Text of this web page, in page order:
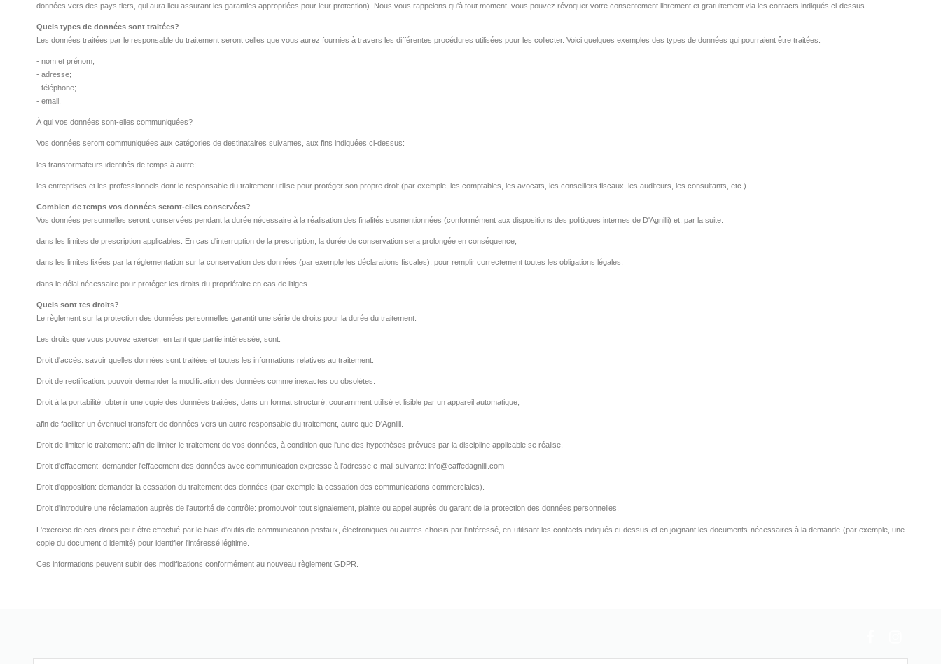
données vers des pays tiers, qui aura lieu assurant les garanties appropriées pour leur protection). Nous vous rappelons qu'à tout moment, vous pouvez révoquer votre consentement librement et gratuitement via les contacts indiqués ci-dessus.
Quels types de données sont traitées?
Les données traitées par le responsable du traitement seront celles que vous aurez fournies à travers les différentes procédures utilisées pour les collecter. Voici quelques exemples des types de données qui pourraient être traitées:
- nom et prénom;
- adresse;
- téléphone;
- email.
À qui vos données sont-elles communiquées?
Vos données seront communiquées aux catégories de destinataires suivantes, aux fins indiquées ci-dessus:
les transformateurs identifiés de temps à autre;
les entreprises et les professionnels dont le responsable du traitement utilise pour protéger son propre droit (par exemple, les comptables, les avocats, les conseillers fiscaux, les auditeurs, les consultants, etc.).
Combien de temps vos données seront-elles conservées?
Vos données personnelles seront conservées pendant la durée nécessaire à la réalisation des finalités susmentionnées (conformément aux dispositions des politiques internes de D'Agnilli) et, par la suite:
dans les limites de prescription applicables. En cas d'interruption de la prescription, la durée de conservation sera prolongée en conséquence;
dans les limites fixées par la réglementation sur la conservation des données (par exemple les déclarations fiscales), pour remplir correctement toutes les obligations légales;
dans le délai nécessaire pour protéger les droits du propriétaire en cas de litiges.
Quels sont tes droits?
Le règlement sur la protection des données personnelles garantit une série de droits pour la durée du traitement.
Les droits que vous pouvez exercer, en tant que partie intéressée, sont:
Droit d'accès: savoir quelles données sont traitées et toutes les informations relatives au traitement.
Droit de rectification: pouvoir demander la modification des données comme inexactes ou obsolètes.
Droit à la portabilité: obtenir une copie des données traitées, dans un format structuré, couramment utilisé et lisible par un appareil automatique,
afin de faciliter un éventuel transfert de données vers un autre responsable du traitement, autre que D'Agnilli.
Droit de limiter le traitement: afin de limiter le traitement de vos données, à condition que l'une des hypothèses prévues par la discipline applicable se réalise.
Droit d'effacement: demander l'effacement des données avec communication expresse à l'adresse e-mail suivante: info@caffedagnilli.com
Droit d'opposition: demander la cessation du traitement des données (par exemple la cessation des communications commerciales).
Droit d'introduire une réclamation auprès de l'autorité de contrôle: promouvoir tout signalement, plainte ou appel auprès du garant de la protection des données personnelles.
L'exercice de ces droits peut être effectué par le biais d'outils de communication postaux, électroniques ou autres choisis par l'intéressé, en utilisant les contacts indiqués ci-dessus et en joignant les documents nécessaires à la demande (par exemple, une
copie du document d identité) pour identifier l'intéressé légitime.
Ces informations peuvent subir des modifications conformément au nouveau règlement GDPR.